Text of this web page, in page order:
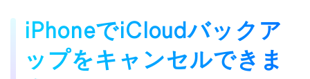
iPhoneでiCloudバックア
ップをキャンセルできま